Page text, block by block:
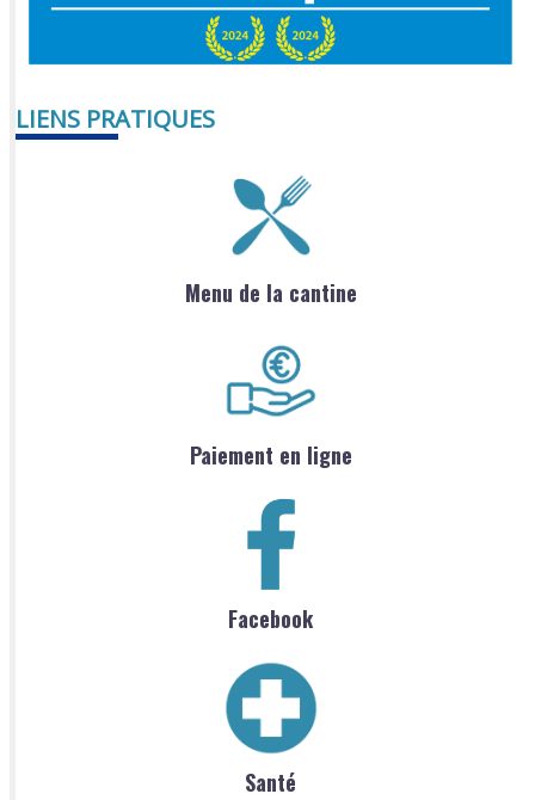
LIENS PRATIQUES
Menu de la cantine
Paiement en ligne
Facebook
Santé